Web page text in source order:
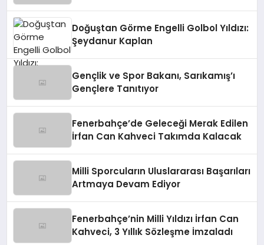
Doğuştan Görme Engelli Golbol Yıldızı:
Şeydanur Kaplan
Gençlik ve Spor Bakanı, Sarıkamış’ı
Gençlere Tanıtıyor
Fenerbahçe’de Geleceği Merak Edilen
İrfan Can Kahveci Takımda Kalacak
Milli Sporcuların Uluslararası Başarıları
Artmaya Devam Ediyor
Fenerbahçe’nin Milli Yıldızı İrfan Can
Kahveci, 3 Yıllık Sözleşme İmzaladı